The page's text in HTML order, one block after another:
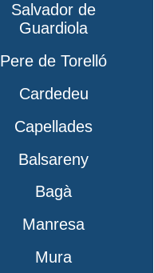
Salvador de
Guardiola
Pere de Torelló
Cardedeu
Capellades
Balsareny
Bagà
Manresa
Mura